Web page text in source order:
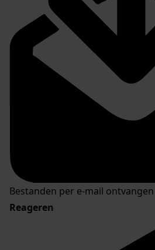
Bestanden per e-mail ontvangen
Reageren